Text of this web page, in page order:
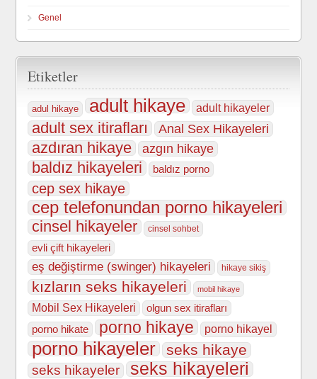
Genel
Etiketler
adul hikaye adult hikaye adult hikayeler
adult sex itirafları Anal Sex Hikayeleri
azdıran hikaye azgın hikaye
baldız hikayeleri baldız porno
cep sex hikaye
cep telefonundan porno hikayeleri
cinsel hikayeler cinsel sohbet
evli çift hikayeleri
eş değiştirme (swinger) hikayeleri hikaye sikiş
kızların seks hikayeleri mobil hikaye
Mobil Sex Hikayeleri
olgun sex itirafları
porno hikate
porno hikaye porno hikayel
porno hikayeler seks hikaye
seks hikayeler seks hikayeleri